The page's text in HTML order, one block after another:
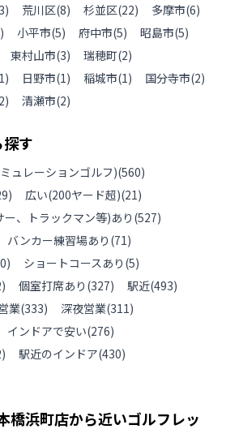
3) 荒川区(8) 杉並区(22) 多摩市(6)
) 小平市(5) 府中市(5) 昭島市(5)
東村山市(3) 瑞穂町(2)
1) 日野市(1) 稲城市(1) 国分寺市(2)
2) 清瀬市(2)
す
ュレーションゴルフ)(560)
) 広い(200ヤード超)(21)
、トラックマン等)あり (527)
バンカー練習場あり (71)
) ショートコースあり (5)
) 個室打席あり (327) 駅近(493)
業(333) 深夜営業(311)
インドアで安い(276)
) 駅近のインドア(430)
橋浜町店から近いゴルフレッ